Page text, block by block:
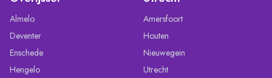
Almelo
Deventer
Enschede
Hengelo
Amersfoort
Houten
Nieuwegein
Utrecht